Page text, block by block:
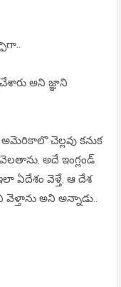
అని జ్ఞాని
చెల్లవు కనుక
అదే ఇంగ్లండ్
వెళ్తే, ఆ దేశ
అని అన్నాడు..